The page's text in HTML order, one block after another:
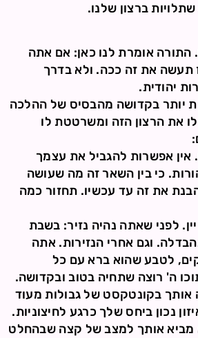
ברצון שלנו.
התורה אומרת לנו כאן: אם אתה
תעשה את זה ככה. ולא בדרך
יהודית.
יותר בקדושה מהבסיס של ההלכה
את הרצון הזה ומשרטטת לו
אין אפשרות להגביל את עצמך
כי בין השאר זה מה שעושה
את זה עד עכשיו. תחזור כמה
לפני שאתה נהיה נזיר: בשבת
וגם אחרי הנזירות. אתה
לטבע שהוא ברא עם כל
ה' רוצה שתחיה בטוב ובקדושה.
אותך בקונטקסט של גבולות מעוד
נכון ביחס שלך כרגע לחיצוניות.
מביא אותך למצב של קצה שבהחלט